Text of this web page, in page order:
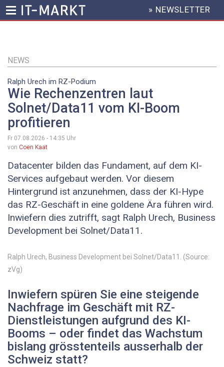
Inhalt
HEADER
MENU
» NEWSLETTER
NEWS
Ralph Urech im RZ-Podium
Wie Rechenzentren laut
Solnet/Data11 vom KI-Boom
profitieren
Fr 07.08.2026 - 14:35 Uhr
von Coen Kaat
Datacenter bilden das Fundament, auf dem KI-
Services aufgebaut werden. Vor diesem
Hintergrund ist anzunehmen, dass der KI-Hype
das RZ-Geschäft in eine goldene Ära führen wird.
Inwiefern dies zutrifft, sagt Ralph Urech, Business
Development bei Solnet/Data11.
Ralph Urech, Business Development bei Solnet/Data11. (Source:
zVg)
Inwiefern spüren Sie eine steigende
Nachfrage im Geschäft mit RZ-
Dienstleistungen aufgrund des KI-
Booms – oder findet das Wachstum
bislang grösstenteils ausserhalb der
Schweiz statt?